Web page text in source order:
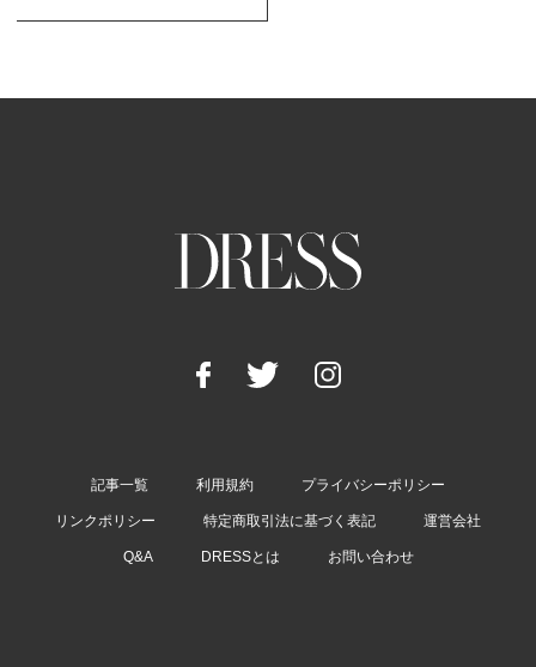
記事一覧 利用規約 プライバシーポリシー
リンクポリシー 特定商取引法に基づく表記 運営会社
Q&A DRESSとは お問い合わせ